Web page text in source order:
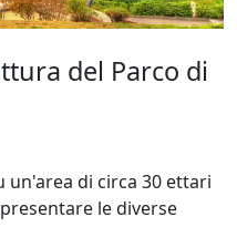
del Parco di
un'area di circa 30 ettari
le diverse